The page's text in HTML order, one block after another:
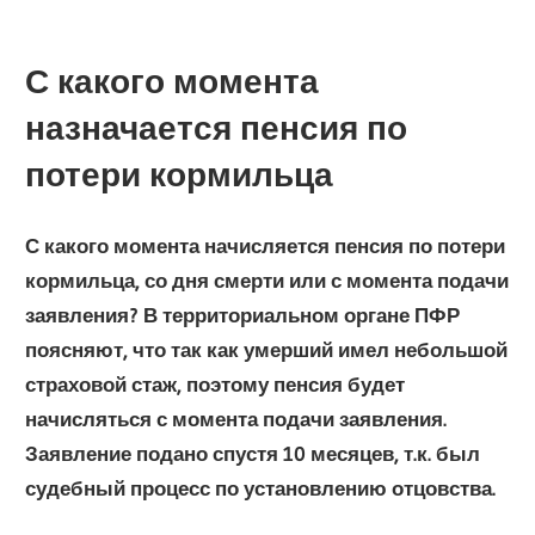
С какого момента
назначается пенсия по
потери кормильца
С какого момента начисляется пенсия по потери
кормильца, со дня смерти или с момента подачи
заявления? В территориальном органе ПФР
поясняют, что так как умерший имел небольшой
страховой стаж, поэтому пенсия будет
начисляться с момента подачи заявления.
Заявление подано спустя 10 месяцев, т.к. был
судебный процесс по установлению отцовства.